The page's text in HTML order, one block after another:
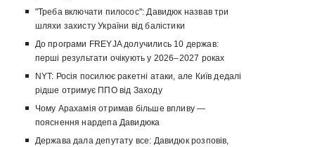
"Треба включати пилосос": Давидюк назвав три
шляхи захисту України від балістики
До програми FREYJA долучились 10 держав:
перші результати очікують у 2026–2027 роках
NYT: Росія посилює ракетні атаки, але Київ дедалі
рідше отримує ППО від Заходу
Чому Арахамія отримав більше впливу —
пояснення нардепа Давидюка
Держава дала депутату все: Давидюк розповів,